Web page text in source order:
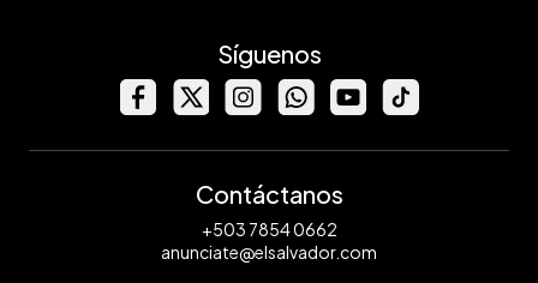
Síguenos
Contáctanos
+503 7854 0662
anunciate@elsalvador.com